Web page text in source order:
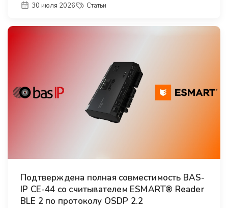
30 июля 2026 Статьи
Подтверждена полная совместимость BAS-
IP CE-44 со считывателем ESMART® Reader
BLE 2 по протоколу OSDP 2.2